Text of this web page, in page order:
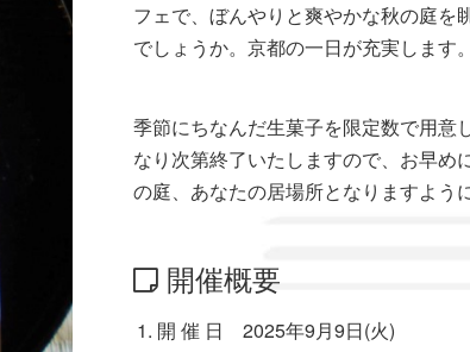
フェで、ぼんやりと爽やかな秋の庭を
でしょうか。京都の一日が充実します。
季節にちなんだ生菓子を限定数で用意
なり次第終了いたしますので、お早め
の庭、あなたの居場所となりますように
開催概要
開 催 日 2025年9月9日(火)